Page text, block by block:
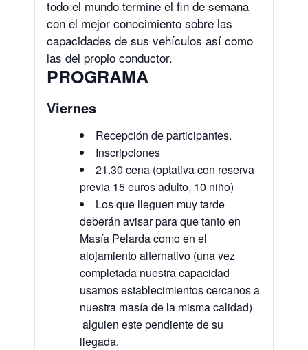
todo el mundo termine el fin de semana
con el mejor conocimiento sobre las
capacidades de sus vehículos así como
las del propio conductor.
PROGRAMA
Viernes
Recepción de participantes.
Inscripciones
21.30 cena (optativa con reserva
previa 15 euros adulto, 10 niño)
Los que lleguen muy tarde
deberán avisar para que tanto en
Masía Pelarda como en el
alojamiento alternativo (una vez
completada nuestra capacidad
usamos establecimientos cercanos a
nuestra masía de la misma calidad)
alguien este pendiente de su
llegada.